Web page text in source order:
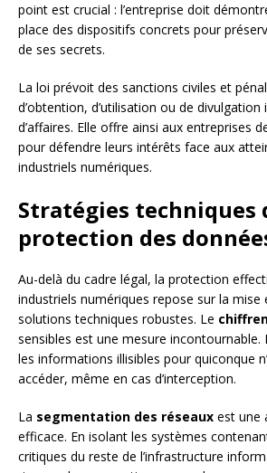
point est crucial : l’entreprise doit
place des dispositifs concrets pour
de ses secrets.
La loi prévoit des sanctions civiles et
d’obtention, d’utilisation ou de divulgation
d’affaires. Elle offre ainsi aux entreprises
pour défendre leurs intérêts face aux
industriels numériques.
Stratégies techniques
protection des
Au-delà du cadre légal, la protection
industriels numériques repose sur la
solutions techniques robustes. Le
sensibles est une mesure incontournable.
les informations illisibles pour quiconque
accéder, même en cas d’interception.
La segmentation des réseaux est une
efficace. En isolant les systèmes
critiques du reste de l’infrastructure